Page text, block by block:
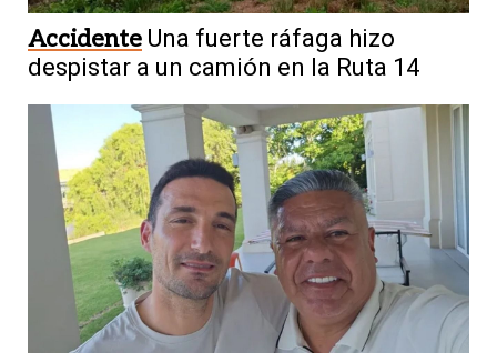
Accidente Una fuerte ráfaga hizo
despistar a un camión en la Ruta 14